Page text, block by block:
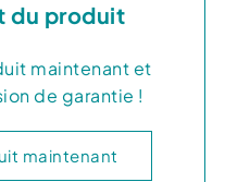
du produit
maintenant et
de garantie !
maintenant